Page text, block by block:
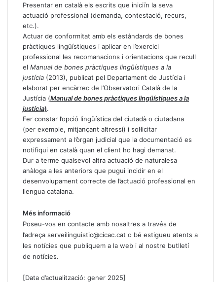
Presentar en català els escrits que iniciïn la seva
actuació professional (demanda, contestació, recurs,
etc.).
Actuar de conformitat amb els estàndards de bones
pràctiques lingüístiques i aplicar en l’exercici
professional les recomanacions i orientacions que recull
el Manual de bones pràctiques lingüístiques a la
justícia (2013), publicat pel Departament de Justícia i
elaborat per encàrrec de l’Observatori Català de la
Justícia (Manual de bones pràctiques lingüístiques a la
justícia).
Fer constar l’opció lingüística del ciutadà o ciutadana
(per exemple, mitjançant altressí) i sol·licitar
expressament a l’òrgan judicial que la documentació es
notifiqui en català quan el client ho hagi demanat.
Dur a terme qualsevol altra actuació de naturalesa
anàloga a les anteriors que pugui incidir en el
desenvolupament correcte de l’actuació professional en
llengua catalana.
Més informació
Poseu-vos en contacte amb nosaltres a través de
l’adreça serveilinguistic@cicac.cat o bé estigueu atents a
les notícies que publiquem a la web i al nostre butlletí
de notícies.
[Data d’actualització: gener 2025]